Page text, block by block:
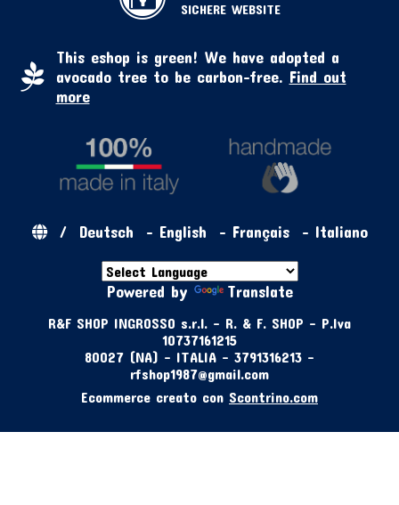
SICHERE WEBSITE
This eshop is green! We have adopted a
avocado tree to be carbon-free. Find out
more
/ Deutsch - English - Français- Italiano
Powered by Translate
R&F SHOP INGROSSO s.r.l. - R. & F. SHOP - P.Iva
10737161215
80027 (NA) - ITALIA - 3791316213 -
rfshop1987@gmail.com
Ecommerce creato con Scontrino.com